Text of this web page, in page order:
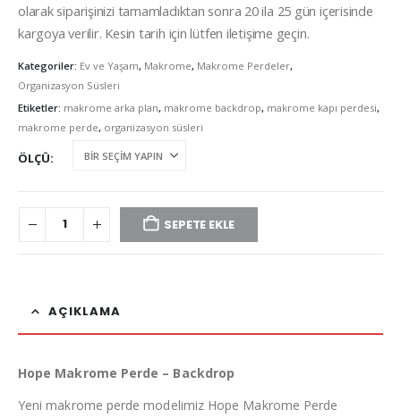
olarak siparişinizi tamamladıktan sonra 20 ila 25 gün içerisinde
kargoya verilir. Kesin tarih için lütfen iletişime geçin.
Kategoriler: Ev ve Yaşam, Makrome, Makrome Perdeler,
Organizasyon Süsleri
Etiketler: makrome arka plan, makrome backdrop, makrome kapı perdesi,
makrome perde, organizasyon süsleri
ÖLÇÜ
SEPETE EKLE
AÇIKLAMA
Hope Makrome Perde – Backdrop
Yeni makrome perde modelimiz Hope Makrome Perde